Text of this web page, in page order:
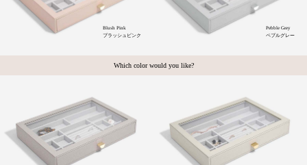
Blush Pink
ブラッシュピンク
Pebble Grey
ペブルグレー
Which color would you like?